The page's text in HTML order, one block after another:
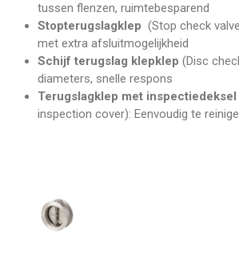
tussen flenzen, ruimtebesparend
Stopterugslagklep (Stop check
met extra afsluitmogelijkheid
Schijf terugslag klepklep (Disc
diameters, snelle respons
Terugslagklep met inspectiedeksel
inspection cover): Eenvoudig te